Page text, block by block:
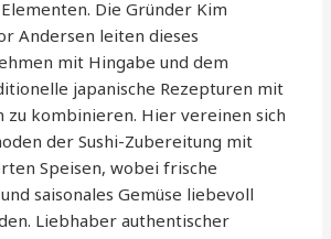
Die Gründer Kim
Andersen leiten dieses
mit Hingabe und dem
japanische Rezepturen mit
zu kombinieren. Hier vereinen sich
der Sushi-Zubereitung mit
Speisen, wobei frische
saisonales Gemüse liebevoll
Liebhaber authentischer